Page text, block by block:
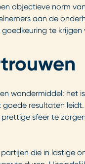
objectieve norm
aan de
te krijgen
wondermiddel:
resultaten
sfeer te
die in lastige